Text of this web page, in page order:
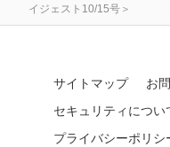
イジェスト10/15号＞
サイトマップ
お
セキュリティについ
プライバシーポリシ